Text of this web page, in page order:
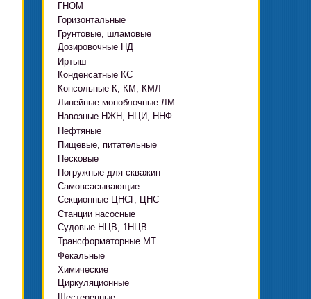
ГНОМ
Грязевые
Ф, Фр
с HMS Control
Горизонтальные
Д, 1Д
ЦН
DeLium
Грунтовые, шламовые
ГРАТ, ГРАК, ГРАР
ВШН
Дозировочные НД
Иртыш
ПФ, НФ, ПД
ЦМЛ
ЦМК
Конденсатные КС
Консольные К, КМ, КМЛ
Линейные моноблочные ЛМ
Навозные НЖН, НЦИ, ННФ
Нефтяные
НВ, НВЕ, НДВ
КМC
4(5,6)НК
КМХ Адонис
Пищевые, питательные
ОНЦ, СНЦ
ЦВК
ПЭ
Поршневые на пару
Песковые
П, ПР, ПБ, ПК, ПРВП
ППР, ППК вертикальные
Погружные для скважин
ЭЦВ Ливнынасос
ЭЦВ Промбурвод
2ЭЦВ
БЦП М
CRS
СПА 4
Самовсасывающие
АНС
С-569
С-245
Секционные ЦНСГ, ЦНС
Станции насосные
СУЗ, HMS Control
Автоматические САУ
Садовые Ингро CAM
Судовые НЦВ, 1НЦВ
Трансформаторные МТ
Фекальные
СМ, 1СМ, 2СМ
СД, СДВ
Химические
Х
Циркуляционные